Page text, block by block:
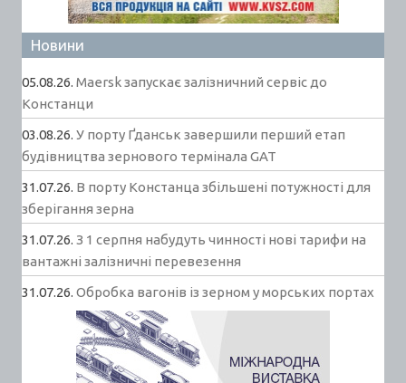
Новини
05.08.26. Maersk запускає залізничний сервіс до
Констанци
03.08.26. У порту Ґданськ завершили перший етап
будівництва зернового термінала GAT
31.07.26. В порту Констанца збільшені потужності для
зберігання зерна
31.07.26. З 1 серпня набудуть чинності нові тарифи на
вантажні залізничні перевезення
31.07.26. Обробка вагонів із зерном у морських портах